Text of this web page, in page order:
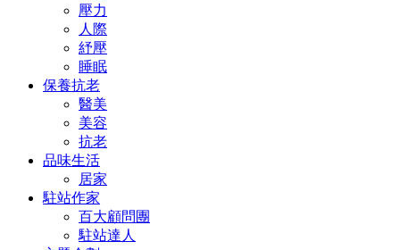
壓力
人際
紓壓
睡眠
保養抗老
醫美
美容
抗老
品味生活
居家
駐站作家
百大顧問團
駐站達人